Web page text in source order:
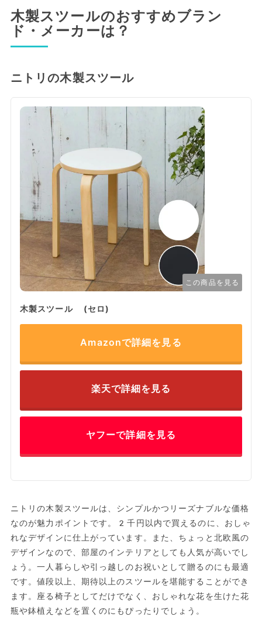
木製スツールのおすすめブラン
ド・メーカーは？
ニトリの木製スツール
この商品を見る
木製スツール (セロ)
Amazonで詳細を見る
楽天で詳細を見る
ヤフーで詳細を見る
ニトリの木製スツールは、シンプルかつリーズナブルな価格
なのが魅力ポイントです。2千円以内で買えるのに、おしゃ
れなデザインに仕上がっています。また、ちょっと北欧風の
デザインなので、部屋のインテリアとしても人気が高いでし
ょう。一人暮らしや引っ越しのお祝いとして贈るのにも最適
です。値段以上、期待以上のスツールを堪能することができ
ます。座る椅子としてだけでなく、おしゃれな花を生けた花
瓶や鉢植えなどを置くのにもぴったりでしょう。